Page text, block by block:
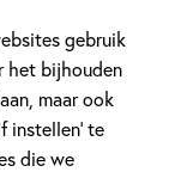
gebruik
het bijhouden
maar ook
instellen’ te
die we